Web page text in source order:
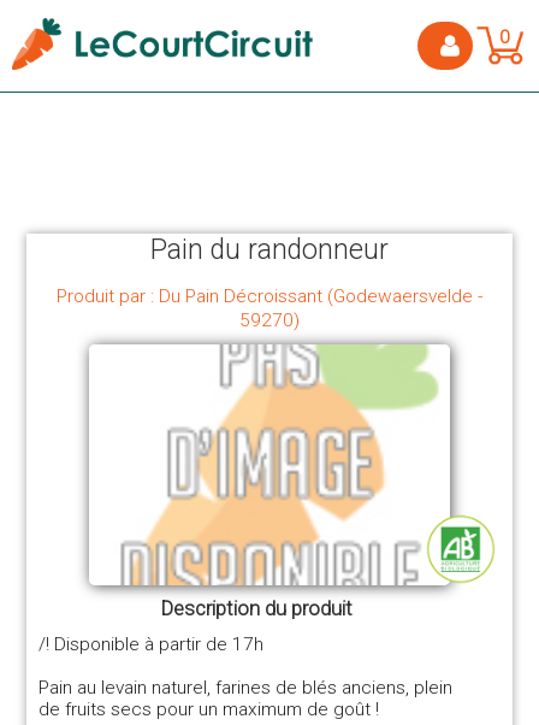
0
Pain du randonneur
Produit par : Du Pain Décroissant (Godewaersvelde -
59270)
Description du produit
/! Disponible à partir de 17h
Pain au levain naturel, farines de blés anciens, plein
de fruits secs pour un maximum de goût !